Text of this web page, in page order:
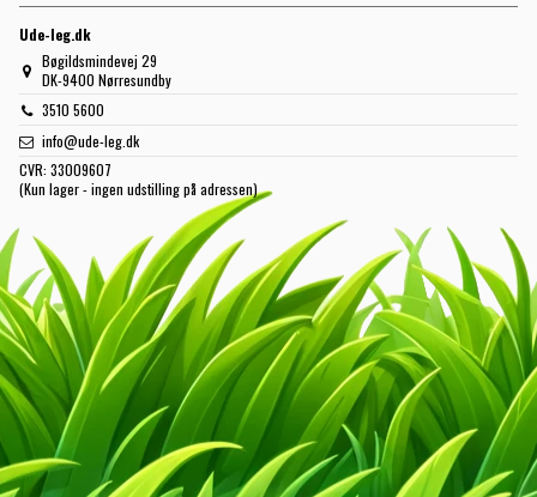
Ude-leg.dk
Bøgildsmindevej 29
DK-9400 Nørresundby
3510 5600
info@ude-leg.dk
CVR: 33009607
(Kun lager - ingen udstilling på adressen)